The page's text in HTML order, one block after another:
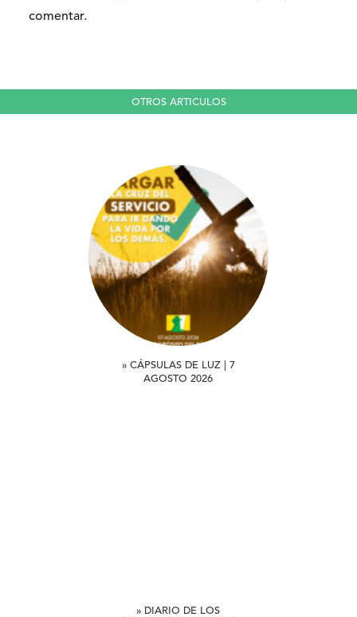
comentar.
OTROS ARTICULOS
» CÁPSULAS DE LUZ | 7
AGOSTO 2026
» DIARIO DE LOS